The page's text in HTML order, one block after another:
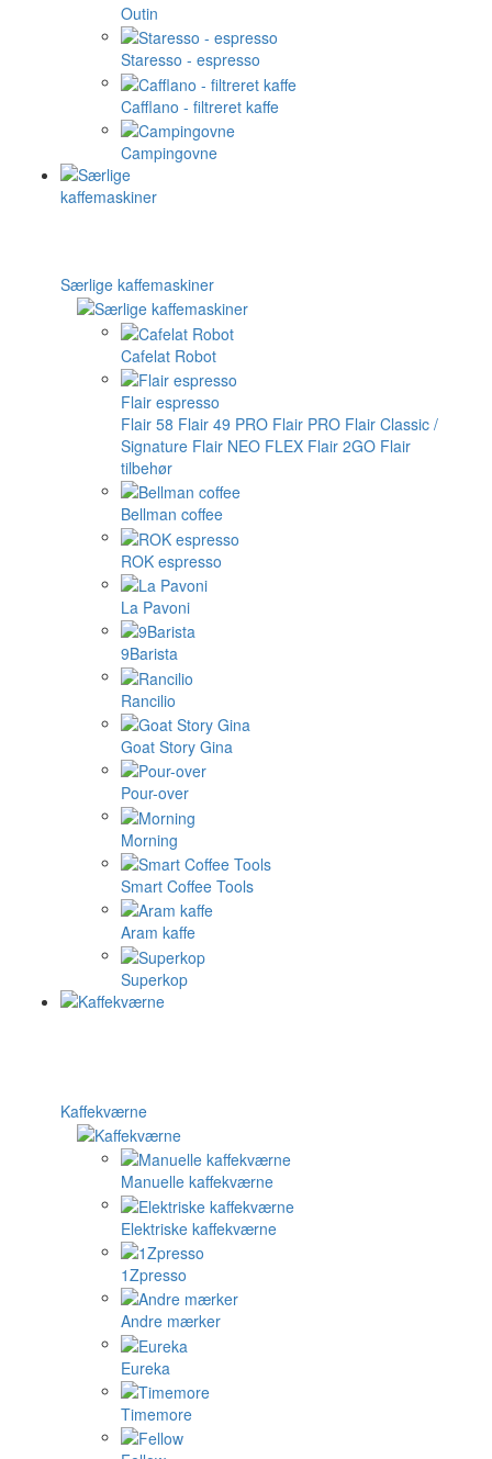
Outin
Staresso - espresso
Cafflano - filtreret kaffe
Campingovne
Særlige kaffemaskiner
Cafelat Robot
Flair espresso
Flair 58 Flair 49 PRO Flair PRO Flair Classic /
Signature Flair NEO FLEX Flair 2GO Flair
tilbehør
Bellman coffee
ROK espresso
La Pavoni
9Barista
Rancilio
Goat Story Gina
Pour-over
Morning
Smart Coffee Tools
Aram kaffe
Superkop
Kaffekværne
Manuelle kaffekværne
Elektriske kaffekværne
1Zpresso
Andre mærker
Eureka
Timemore